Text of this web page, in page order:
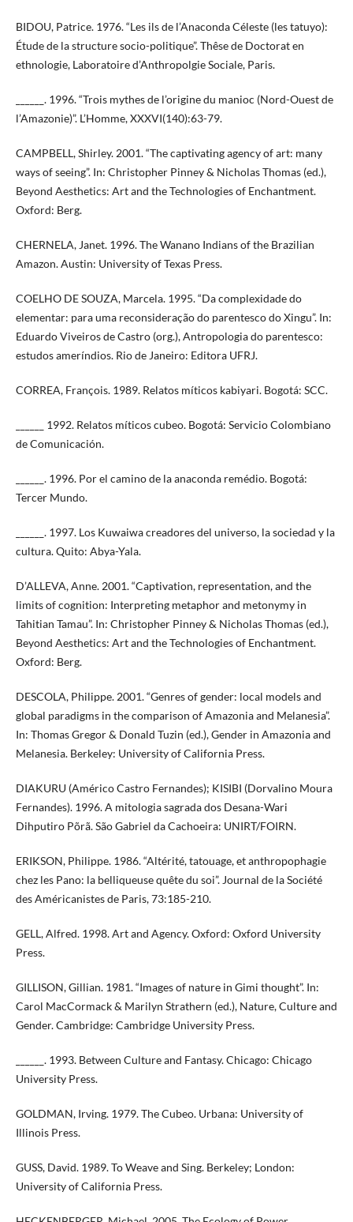
BIDOU, Patrice. 1976. “Les ils de l’Anaconda Céleste (les tatuyo):
Étude de la structure socio-politique”. Thêse de Doctorat en
ethnologie, Laboratoire d’Anthropolgie Sociale, Paris.
______. 1996. “Trois mythes de l’origine du manioc (Nord-Ouest de
l’Amazonie)”. L’Homme, XXXVI(140):63-79.
CAMPBELL, Shirley. 2001. “The captivating agency of art: many
ways of seeing”. In: Christopher Pinney & Nicholas Thomas (ed.),
Beyond Aesthetics: Art and the Technologies of Enchantment.
Oxford: Berg.
CHERNELA, Janet. 1996. The Wanano Indians of the Brazilian
Amazon. Austin: University of Texas Press.
COELHO DE SOUZA, Marcela. 1995. “Da complexidade do
elementar: para uma reconsideração do parentesco do Xingu”. In:
Eduardo Viveiros de Castro (org.), Antropologia do parentesco:
estudos ameríndios. Rio de Janeiro: Editora UFRJ.
CORREA, François. 1989. Relatos míticos kabiyari. Bogotá: SCC.
______ 1992. Relatos míticos cubeo. Bogotá: Servicio Colombiano
de Comunicación.
______. 1996. Por el camino de la anaconda remédio. Bogotá:
Tercer Mundo.
______. 1997. Los Kuwaiwa creadores del universo, la sociedad y la
cultura. Quito: Abya-Yala.
D’ALLEVA, Anne. 2001. “Captivation, representation, and the
limits of cognition: Interpreting metaphor and metonymy in
Tahitian Tamau”. In: Christopher Pinney & Nicholas Thomas (ed.),
Beyond Aesthetics: Art and the Technologies of Enchantment.
Oxford: Berg.
DESCOLA, Philippe. 2001. “Genres of gender: local models and
global paradigms in the comparison of Amazonia and Melanesia”.
In: Thomas Gregor & Donald Tuzin (ed.), Gender in Amazonia and
Melanesia. Berkeley: University of California Press.
DIAKURU (Américo Castro Fernandes); KISIBI (Dorvalino Moura
Fernandes). 1996. A mitologia sagrada dos Desana-Wari
Dihputiro Põrã. São Gabriel da Cachoeira: UNIRT/FOIRN.
ERIKSON, Philippe. 1986. “Altérité, tatouage, et anthropophagie
chez les Pano: la belliqueuse quête du soi”. Journal de la Société
des Américanistes de Paris, 73:185-210.
GELL, Alfred. 1998. Art and Agency. Oxford: Oxford University
Press.
GILLISON, Gillian. 1981. “Images of nature in Gimi thought”. In:
Carol MacCormack & Marilyn Strathern (ed.), Nature, Culture and
Gender. Cambridge: Cambridge University Press.
______. 1993. Between Culture and Fantasy. Chicago: Chicago
University Press.
GOLDMAN, Irving. 1979. The Cubeo. Urbana: University of
Illinois Press.
GUSS, David. 1989. To Weave and Sing. Berkeley; London:
University of California Press.